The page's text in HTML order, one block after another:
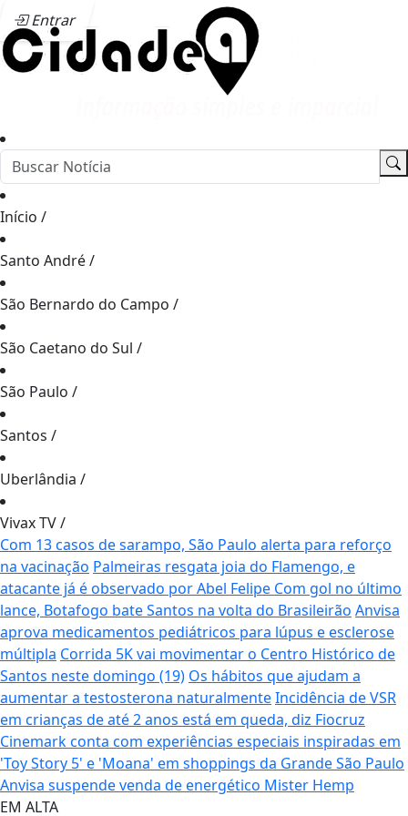
Entrar
Início /
Santo André/
São Bernardo do Campo /
São Caetano do Sul /
São Paulo /
Santos /
Uberlândia /
Vivax TV/
Com 13 casos de sarampo, São Paulo alerta para reforço
na vacinação Palmeiras resgata joia do Flamengo, e
atacante já é observado por Abel Felipe Com gol no último
lance, Botafogo bate Santos na volta do Brasileirão Anvisa
aprova medicamentos pediátricos para lúpus e esclerose
múltipla Corrida 5K vai movimentar o Centro Histórico de
Santos neste domingo (19) Os hábitos que ajudam a
aumentar a testosterona naturalmenteIncidência de VSR
em crianças de até 2 anos está em queda, diz Fiocruz
Cinemark conta com experiências especiais inspiradas em
'Toy Story 5' e 'Moana' em shoppings da Grande São Paulo
Anvisa suspende venda de energético Mister Hemp
EM ALTA